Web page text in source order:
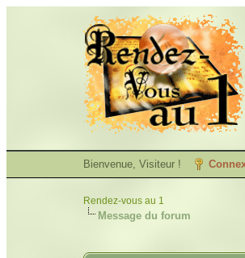
Bienvenue, Visiteur !
Rendez-vous au 1
Message du forum